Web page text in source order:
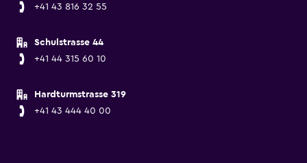
+41 43 816 32 55
Schulstrasse 44
+41 44 315 60 10
Hardturmstrasse 319
+41 43 444 40 00